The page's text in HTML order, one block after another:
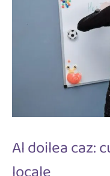
Al doilea caz: